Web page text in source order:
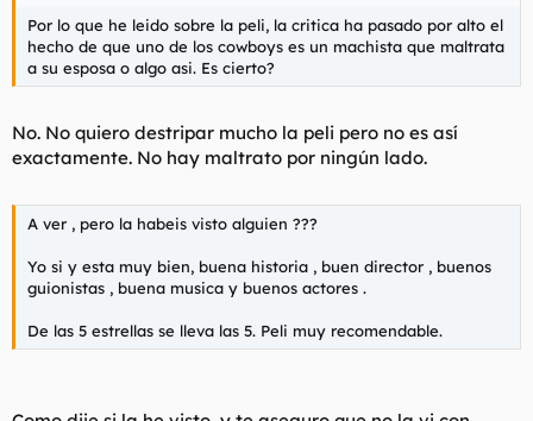
Por lo que he leido sobre la peli, la critica ha pasado por alto el
hecho de que uno de los cowboys es un machista que maltrata
a su esposa o algo asi. Es cierto?
No. No quiero destripar mucho la peli pero no es así
exactamente. No hay maltrato por ningún lado.
A ver , pero la habeis visto alguien ???
Yo si y esta muy bien, buena historia , buen director , buenos
guionistas , buena musica y buenos actores .
De las 5 estrellas se lleva las 5. Peli muy recomendable.